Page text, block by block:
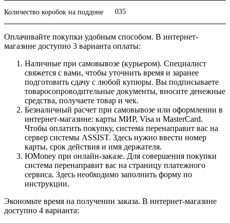
Количество коробок на поддоне 035
Оплачивайте покупки удобным способом. В интернет-
магазине доступно 3 варианта оплаты:
Наличные при самовывозе (курьером). Специалист
свяжется с вами, чтобы уточнить время и заранее
подготовить сдачу с любой купюры. Вы подписываете
товаросопроводительные документы, вносите денежные
средства, получаете товар и чек.
Безналичный расчет при самовывозе или оформлении в
интернет-магазине: карты МИР, Visa и MasterCard.
Чтобы оплатить покупку, система перенаправит вас на
сервер системы ASSIST. Здесь нужно ввести номер
карты, срок действия и имя держателя.
ЮMoney при онлайн-заказе. Для совершения покупки
система перенаправит вас на страницу платежного
сервиса. Здесь необходимо заполнить форму по
инструкции.
Экономьте время на получении заказа. В интернет-магазине
доступно 4 варианта: